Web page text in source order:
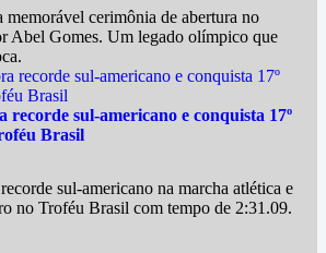
memorável cerimônia de abertura no
Abel Gomes. Um legado olímpico que
sul-americano e conquista 17º
Brasil
sul-americano na marcha atlética e
no Troféu Brasil com tempo de 2:31.09.